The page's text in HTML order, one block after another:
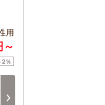
用
2％